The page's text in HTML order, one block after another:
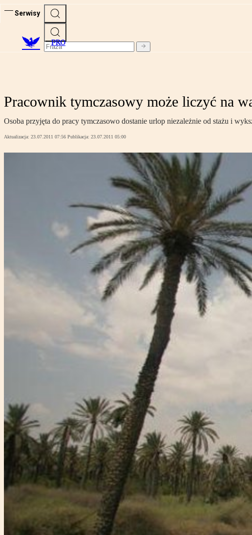
Serwisy
PRO
Pracownik tymczasowy może liczyć na
Osoba przyjęta do pracy tymczasowo dostanie urlop niezależnie od stażu i
Aktualizacja: 23.07.2011 07:56 Publikacja: 23.07.2011 05:00